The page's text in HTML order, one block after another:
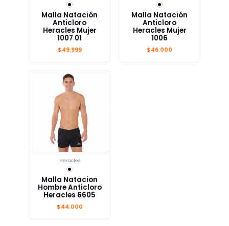
Malla Natación
Anticloro
Heracles Mujer
1007 01
$49.999
Malla Natación
Anticloro
Heracles Mujer
1006
$46.000
Heracles
Malla Natacion
Hombre Anticloro
Heracles 6605
$44.000